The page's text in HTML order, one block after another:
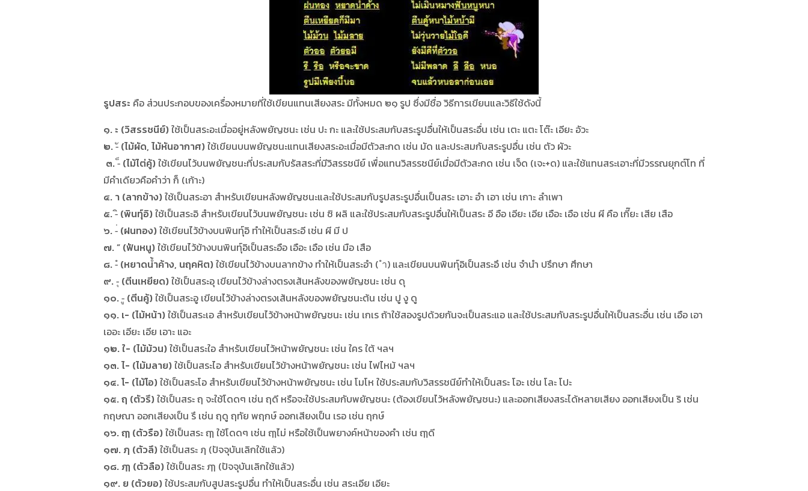
รูปสระ คือ ส่วนประกอบของเครื่องหมายที่ใช้เขียนแทนเสียงสระ มีทั้งหมด ๒๑ รูป ซึ่งมีชื่อ วิธีการเขียนและวิธีใช้ดังนี้
๑. ะ (วิสรรชนีย์) ใช้เป็นสระอะเมื่ออยู่หลังพยัญชนะ เช่น ปะ กะ และใช้ประสมกับสระรูปอื่นให้เป็นสระอื่น เช่น เตะ แตะ โต๊ะ เอียะ อัวะ
๒. -ั (ไม้ผัด, ไม้หันอากาศ) ใช้เขียนบนพยัญชนะแทนเสียงสระอะเมื่อมีตัวสะกด เช่น มัด และประสมกับสระรูปอื่น เช่น ตัว ผัวะ
๓. -็ (ไม้ไต่คู้) ใช้เขียนไว้บนพยัญชนะที่ประสมกับรัสสระที่มีวิสรรชนีย์ เพื่อแทนวิสรรชนีย์เมื่อมีตัวสะกด เช่น เจ็ด (เจะ+ด) และใช้แทนสระเอาะที่มีวรรณยุกต์โท ที่
มีคำเดียวคือคำว่า ก็ (เก้าะ)
๔. า (ลากข้าง) ใช้เป็นสระอา สำหรับเขียนหลังพยัญชนะและใช้ประสมกับรูปสระรูปอื่นเป็นสระ เอาะ อำ เอา เช่น เกาะ ลำเพา
๕. -ิ (พินทุ์อิ) ใช้เป็นสระอิ สำหรับเขียนไว้บนพยัญชนะ เช่น ซิ ผลิ และใช้ประสมกับสระรูปอื่นให้เป็นสระ อี อือ เอียะ เอีย เอือะ เอือ เช่น ผี คือ เกี๊ยะ เสีย เสือ
๖. -่ (ฝนทอง) ใช้เขียนไว้ข้างบนพินทุ์อิ ทำให้เป็นสระอี เช่น ผี มี ป
๗. ” (ฟันหนู) ใช้เขียนไว้ข้างบนพินทุ์อิเป็นสระอือ เอือะ เอือ เช่น มือ เสือ
๘. -ํ (หยาดน้ำค้าง, นฤคหิต) ใช้เขียนไว้ข้างบนลากข้าง ทำให้เป็นสระอำ ( ำ) และเขียนบนพินทุ์อิเป็นสระอึ เช่น จำนำ ปรึกษา ศึกษา
๙. -ุ (ตีนเหยียด) ใช้เป็นสระอุ เขียนไว้ข้างล่างตรงเส้นหลังของพยัญชนะ เช่น ดุ
๑๐. -ู (ตีนคู้) ใช้เป็นสระอู เขียนไว้ข้างล่างตรงเส้นหลังของพยัญชนะต้น เช่น ปู งู ดู
๑๑. เ- (ไม้หน้า) ใช้เป็นสระเอ สำหรับเขียนไว้ข้างหน้าพยัญชนะ เช่น เกเร ถ้าใช้สองรูปด้วยกันจะเป็นสระแอ และใช้ประสมกับสระรูปอื่นให้เป็นสระอื่น เช่น เอือ เอา
เออะ เอียะ เอีย เอาะ แอะ
๑๒. ใ- (ไม้ม้วน) ใช้เป็นสระใอ สำหรับเขียนไว้หน้าพยัญชนะ เช่น ใคร ใต้ ฯลฯ
๑๓. ไ- (ไม้มลาย) ใช้เป็นสระไอ สำหรับเขียนไว้ข้างหน้าพยัญชนะ เช่น ไฟไหม้ ฯลฯ
๑๔. โ- (ไม้โอ) ใช้เป็นสระโอ สำหรับเขียนไว้ข้างหน้าพยัญชนะ เช่น โมโห ใช้ประสมกับวิสรรชนีย์ทำให้เป็นสระ โอะ เช่น โละ โปะ
๑๕. ฤ (ตัวรึ) ใช้เป็นสระ ฤ จะใช้โดดๆ เช่น ฤดี หรือจะใช้ประสมกับพยัญชนะ (ต้องเขียนไว้หลังพยัญชนะ) และออกเสียงสระได้หลายเสียง ออกเสียงเป็น ริ เช่น
กฤษณา ออกเสียงเป็น รึ เช่น ฤดู ฤทัย พฤกษ์ ออกเสียงเป็น เรอ เช่น ฤกษ์
๑๖. ฤๅ (ตัวรือ) ใช้เป็นสระ ฤๅ ใช้โดดๆ เช่น ฤๅไม่ หรือใช้เป็นพยางค์หน้าของคำ เช่น ฤๅดี
๑๗. ฦ (ตัวลึ) ใช้เป็นสระ ฦ (ปัจจุบันเลิกใช้แล้ว)
๑๘. ฦๅ (ตัวลือ) ใช้เป็นสระ ฦๅ (ปัจจุบันเลิกใช้แล้ว)
๑๙. ย (ตัวยอ) ใช้ประสมกับสูปสระรูปอื่น ทำให้เป็นสระอื่น เช่น สระเอีย เอียะ